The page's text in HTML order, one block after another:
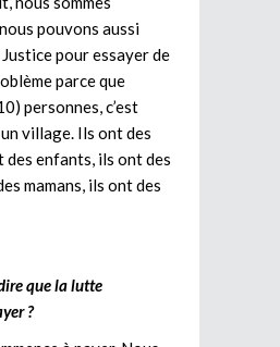
pouvons aussi
pour essayer de
parce que
personnes, c’est
village. Ils ont des
des enfants, ils ont des
mamans, ils ont des
que la lutte
?